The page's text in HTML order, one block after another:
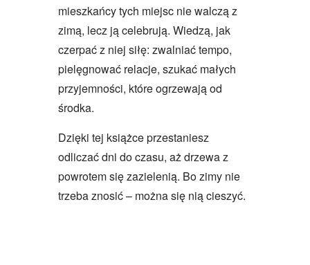
mieszkańcy tych miejsc nie walczą z
zimą, lecz ją celebrują. Wiedzą, jak
czerpać z niej siłę: zwalniać tempo,
pielęgnować relacje, szukać małych
przyjemności, które ogrzewają od
środka.
Dzięki tej książce przestaniesz
odliczać dni do czasu, aż drzewa z
powrotem się zazielenią. Bo zimy nie
trzeba znosić – można się nią cieszyć.